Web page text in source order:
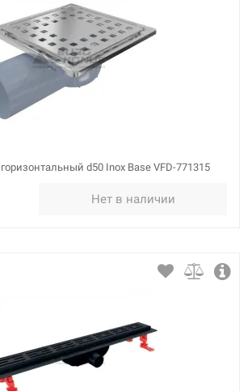
горизонтальный d50 Inox Base VFD-771315
Нет в наличии